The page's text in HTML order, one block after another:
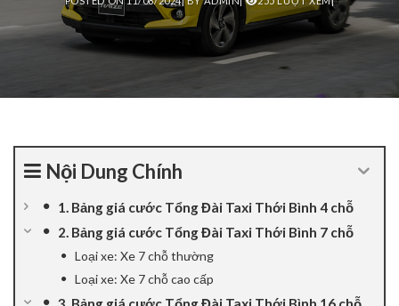
panel
panel
panel
Nội Dung Chính
1. Bảng giá cước Tổng Đài Taxi Thới Bình 4 chỗ
2. Bảng giá cước Tổng Đài Taxi Thới Bình 7 chỗ
Loại xe: Xe 7 chỗ thường
Loại xe: Xe 7 chỗ cao cấp